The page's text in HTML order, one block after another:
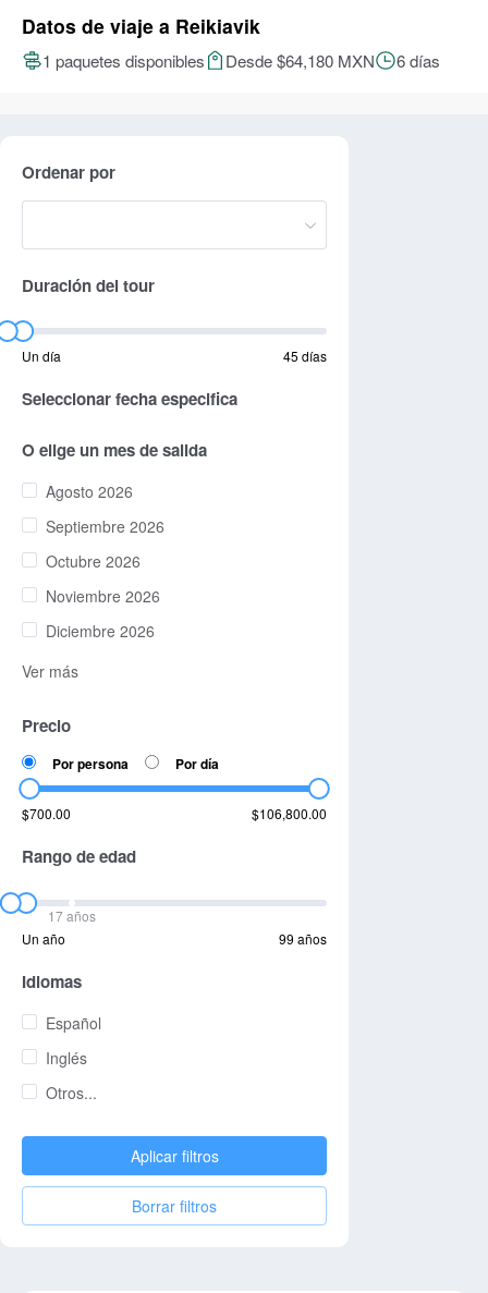
Datos de viaje a Reikiavik
1 paquetes disponibles Desde $64,180 MXN 6 días
Ordenar por
Duración del tour
Un día 45 días
Seleccionar fecha especifica
O elige un mes de salida
Agosto 2026
Septiembre 2026
Octubre 2026
Noviembre 2026
Diciembre 2026
Ver más
Precio
Por persona Por día
$700.00 $106,800.00
Rango de edad
17 años
Un año
99 años
Idiomas
Español
Inglés
Otros...
Aplicar filtros
Borrar filtros